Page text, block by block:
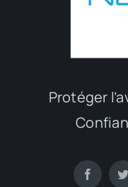
Protéger